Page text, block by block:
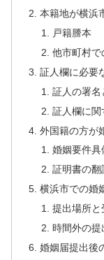
本籍地が横浜
戸籍謄本
他市町村で
証人欄に必要
証人の署名
証人欄に関
外国籍の方が
婚姻要件具
証明書の翻
横浜市での婚
提出場所と
時間外の提
婚姻届提出後